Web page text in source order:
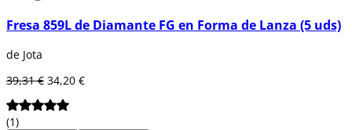
Fresa 859L de Diamante FG en Forma de Lanza (5 uds)
de Jota
39,31 € 34,20 €
(1)